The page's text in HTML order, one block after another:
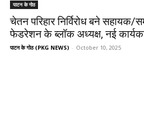
पाटन के गोठ
चेतन परिहार निर्विरोध बने सहायक/
फेडरेशन के ब्लॉक अध्यक्ष, नई
पाटन के गोठ (PKG NEWS) - October 10, 2025